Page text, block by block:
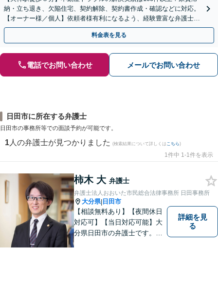
納・立ち退き、欠陥住宅、契約解除、契約書作成・確認などに対応。
【オーナー様／個人】依頼者様有利になるよう、経験豊富な弁護士が
交渉いたします。まずは電話相談からお越しください
料金表を見る
電話でお問い合わせ メールでお問い合わせ
日田市に所在する弁護士
日田市の事務所等での面談予約が可能です。
1 人の弁護士が見つかりました (検索結果について詳しくは こちら)
1件中 1-1件を表示
柿木 大 弁護士
弁護士法人おおいた市民総合法律事務所 日田事務所
大分県| 日田市
【相談無料あり】【夜間休日
対応可】【当日対応可能】大
分県日田市の弁護士です。離
詳細を見
る